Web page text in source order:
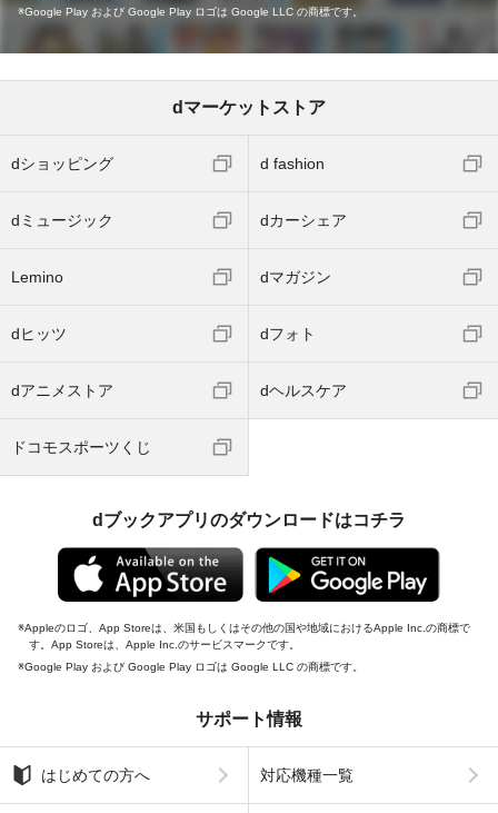
Google Play および Google Play ロゴは Google LLC の商標です。
dマーケットストア
dショッピング d fashion
dミュージック dカーシェア
Lemino dマガジン
dヒッツ dフォト
dアニメストア dヘルスケア
ドコモスポーツくじ
dブックアプリのダウンロードはコチラ
Appleのロゴ、App Storeは、米国もしくはその他の国や地域におけるApple Inc.の商標で
す。App Storeは、Apple Inc.のサービスマークです。
Google Play および Google Play ロゴは Google LLC の商標です。
サポート情報
はじめての方へ 対応機種一覧